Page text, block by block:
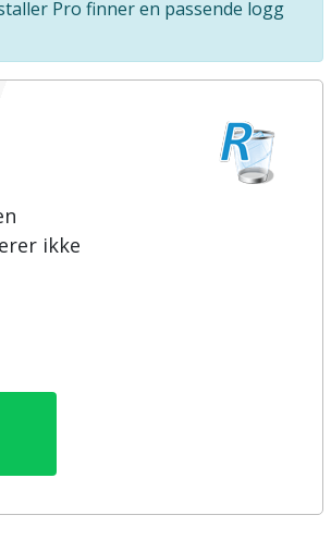
Pro finner en passende logg
ikke